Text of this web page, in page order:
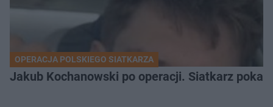
OPERACJA POLSKIEGO SIATKARZA
Jakub Kochanowski po operacji. Siatkarz